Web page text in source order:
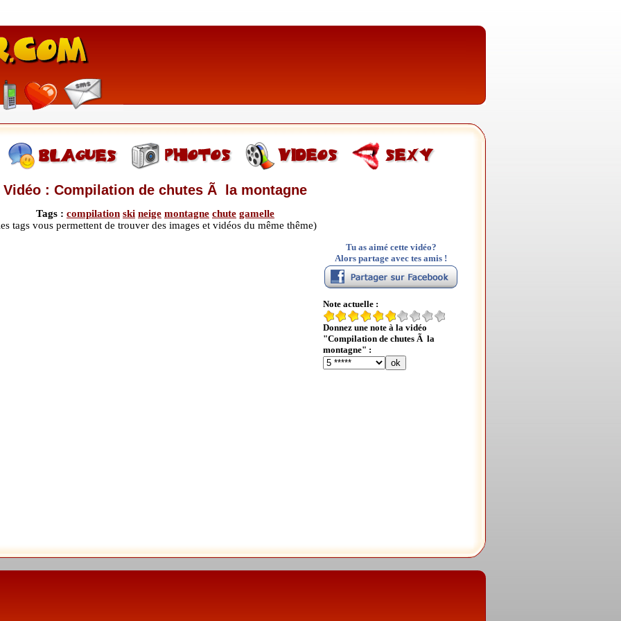
Vidéo : Compilation de chutes Ã la montagne
Tags : compilation ski neige montagne chute gamelle
tags vous permettent de trouver des images et vidéos du même thême)
Tu as aimé cette vidéo?
Alors partage avec tes amis !
Note actuelle :
Donnez une note à la vidéo
"Compilation de chutes Ã la
montagne" :